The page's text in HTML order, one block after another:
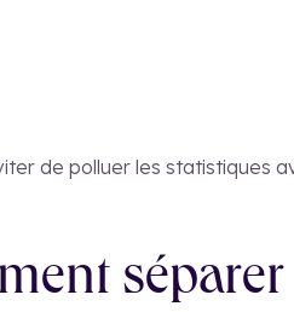
de polluer les statistiques
séparer